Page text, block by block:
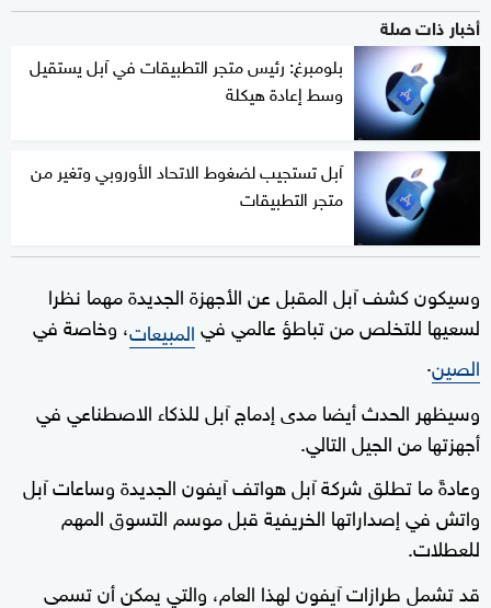
أخبار ذات صلة
بلومبرغ: رئيس متجر التطبيقات في آبل يستقيل
وسط إعادة هيكلة
آبل تستجيب لضغوط الاتحاد الأوروبي وتغير من
متجر التطبيقات
وسيكون كشف آبل المقبل عن الأجهزة الجديدة مهما نظرا
لسعيها للتخلص من تباطؤ عالمي فيالمبيعات، وخاصة في
الصين.
وسيظهر الحدث أيضا مدى إدماج آبل للذكاء الاصطناعي في
أجهزتها من الجيل التالي.
وعادةً ما تطلق شركة آبل هواتف آيفون الجديدة وساعات آبل
واتش في إصداراتها الخريفية قبل موسم التسوق المهم
للعطلات.
قد تشمل طرازات آيفون لهذا العام، والتي يمكن أن تسمى